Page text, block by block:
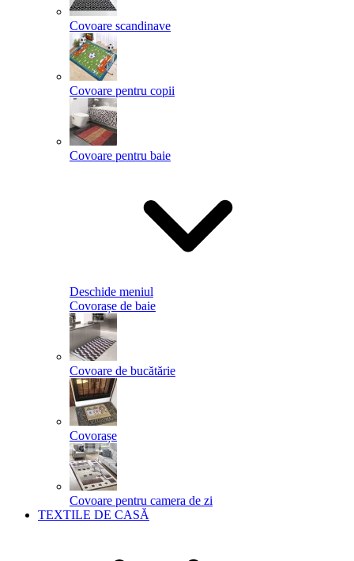
Covoare scandinave
Covoare pentru copii
Covoare pentru baie
Deschide meniul
Covorașe de baie
Covoare de bucătărie
Covorașe
Covoare pentru camera de zi
TEXTILE DE CASĂ